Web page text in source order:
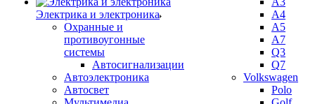
Электрика и электроника
Охранные и
противоугонные
системы
Автосигнализации
Автоэлектроника
Автосвет
A4
A5
A7
Q3
Q7
Volkswagen
Polo